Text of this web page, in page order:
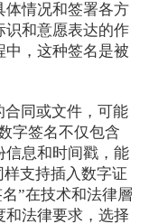
体情况和签署各方
识和意愿表达的作
中，这种签名是被
同或文件，可能
字签名不仅包含
信息和时间戳，能
支持插入数字证
”在技术和法律層
和法律要求，选择